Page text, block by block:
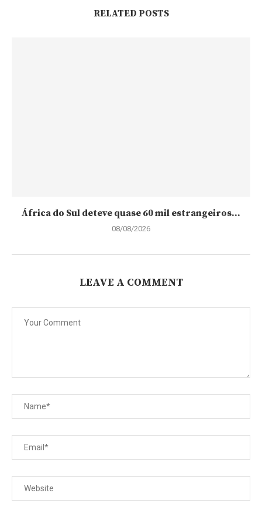
RELATED POSTS
África do Sul deteve quase 60 mil estrangeiros...
08/08/2026
LEAVE A COMMENT